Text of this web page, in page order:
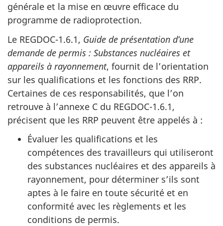
générale et la mise en œuvre efficace du
programme de radioprotection.
Le REGDOC-1.6.1, Guide de présentation d’une
demande de permis : Substances nucléaires et
appareils à rayonnement, fournit de l’orientation
sur les qualifications et les fonctions des RRP.
Certaines de ces responsabilités, que l’on
retrouve à l’annexe C du REGDOC-1.6.1,
précisent que les RRP peuvent être appelés à :
Évaluer les qualifications et les
compétences des travailleurs qui utiliseront
des substances nucléaires et des appareils à
rayonnement, pour déterminer s’ils sont
aptes à le faire en toute sécurité et en
conformité avec les règlements et les
conditions de permis.